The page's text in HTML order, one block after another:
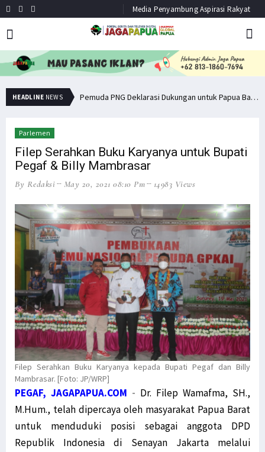
Media Penyambung Aspirasi Rakyat
HEADLINE NEWS Senator Filep Wamafma Terima Aspirasi Tim DOB Manokwari Barat Pemuda PNG Deklarasi Dukungan untuk Papua Barat Lawan TNI/Polri
Parlemen
Filep Serahkan Buku Karyanya untuk Bupati
Pegaf & Billy Mambrasar
By Redaksi May 20, 2021 08:10 Pm 14983 Views
Filep Serahkan Buku Karyanya kepada Bupati Pegaf dan Billy
Mambrasar. [Foto: JP/WRP]
PEGAF, JAGAPAPUA.COM - Dr. Filep Wamafma, SH.,
M.Hum., telah dipercaya oleh masyarakat Papua Barat
untuk menduduki posisi sebagai anggota DPD
Republik Indonesia di Senayan Jakarta melalui